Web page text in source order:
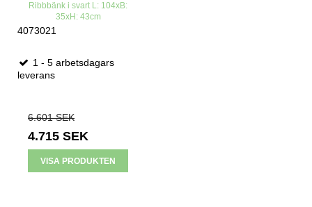
Ribbbänk i svart L: 104xB:
35xH: 43cm
4073021
1 - 5 arbetsdagars
leverans
6.601 SEK
4.715 SEK
VISA PRODUKTEN